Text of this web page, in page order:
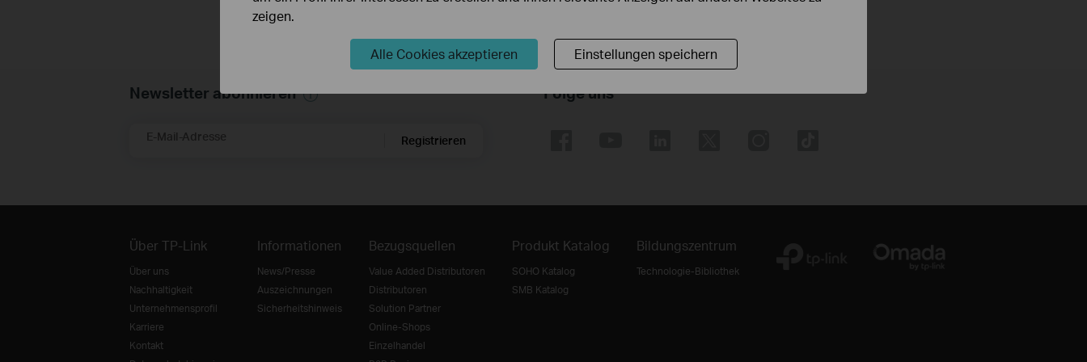
Newsletter abonnieren
E-Mail-Adresse Registrieren
Folge uns
Über TP-Link
Über uns
Nachhaltigkeit
Unternehmensprofil
Karriere
Kontakt
Informationen
News/Presse
Auszeichnungen
Sicherheitshinweis
Bezugsquellen
Value Added Distributoren
Distributoren
Solution Partner
Online-Shops
Einzelhandel
Produkt Katalog
SOHO Katalog
SMB Katalog
Bildungszentrum
Technologie-Bibliothek
zeigen.
Alle Cookies akzeptieren Einstellungen speichern